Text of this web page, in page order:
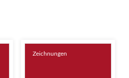
Zeichnungen